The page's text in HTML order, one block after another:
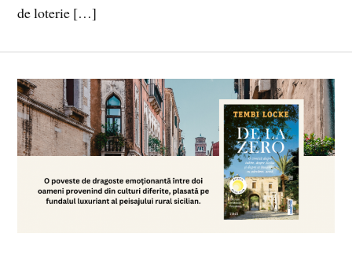
de loterie […]